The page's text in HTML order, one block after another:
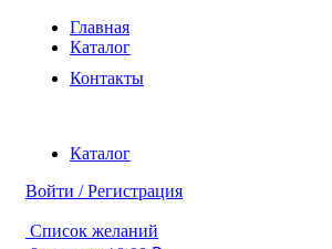
Главная
Каталог
Контакты
Каталог
Войти / Регистрация
Список желаний